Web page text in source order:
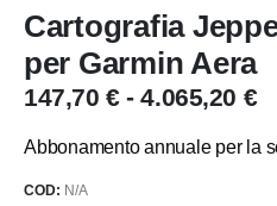
Cartografia
per Garmin Aera
147,70€ - 4.065,20 €
Abbonamento annuale per la
COD: N/A